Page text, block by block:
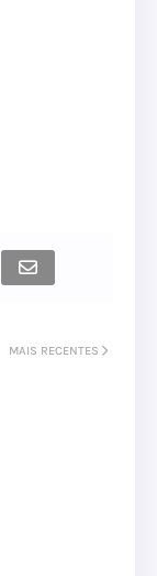
MAIS RECENTES